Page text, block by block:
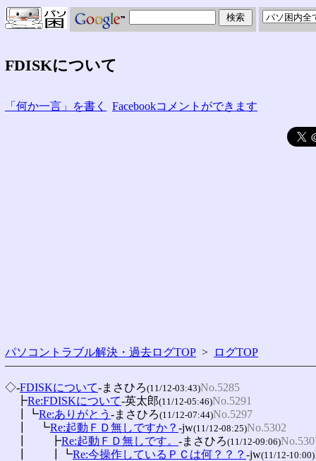
FDISKについて
「何か一言」を書く Facebookコメントができます
パソコントラブル解決・過去ログTOP > ログTOP
◇-FDISKについて-まさひろ(11/12-03:43)No.5285
┣Re:FDISKについて-英太郎(11/12-05:46)No.5291
┃┗Re:ありがとう -まさひろ(11/12-07:44)No.5297
┃　┗Re:起動ＦＤ無しですか？ -jw(11/12-08:25)No.5302
┃　　┣Re:起動ＦＤ無しです。 -まさひろ(11/12-09:06)
┃　　┃┗Re:今操作しているＰＣは何？？？ -jw(11/12-10:00)